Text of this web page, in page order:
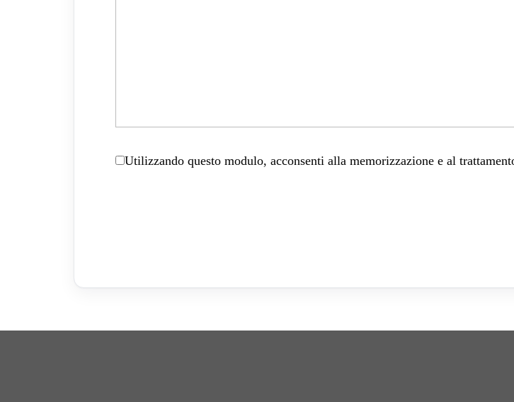
Utilizzando questo modulo, acconsenti alla memorizzazione e al